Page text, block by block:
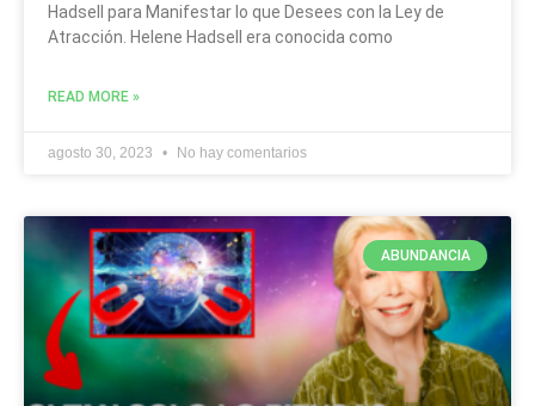
Hadsell para Manifestar lo que Desees con la Ley de
Atracción. Helene Hadsell era conocida como
READ MORE »
agosto 30, 2023 No hay comentarios
ABUNDANCIA